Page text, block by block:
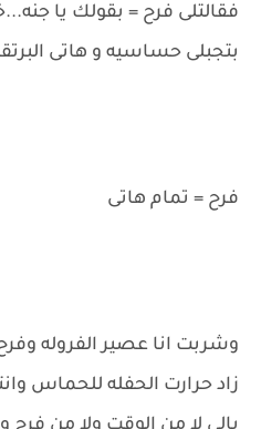
فقالتلى فرح = بقولك يا
بتجبلى حساسيه و هاتى
فرح = تمام هاتى
وشربت انا عصير الفروله
زاد حرارت الحفله للحماس